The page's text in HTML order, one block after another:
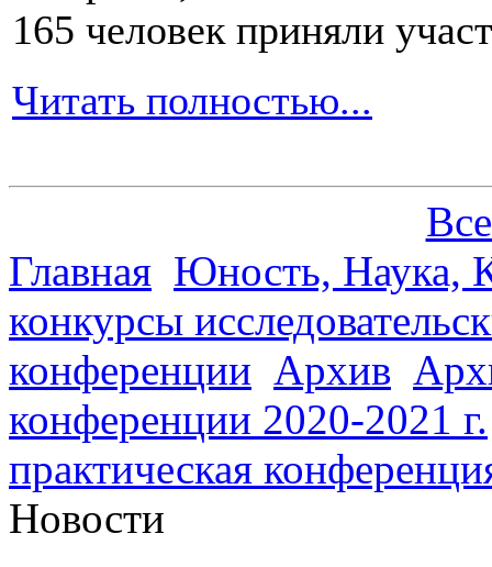
165 человек приняли
Читать полностью...
Главная Юность, Наука,
конкурсы
конференции Архив
конференции 2020-2021 г.
практическая
Новости